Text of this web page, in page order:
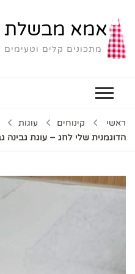
אמא מבשלת
מתכונים קלים וטעימים
ראשי קינוחים
עוגות
הדוגמנית שלי לחג – עוגת גבינה